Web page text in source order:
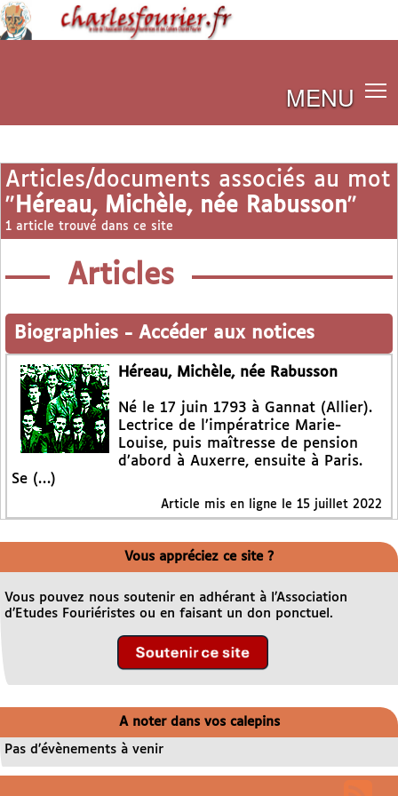
MENU
Articles/documents associés au mot
" Héreau, Michèle, née Rabusson"
1 article trouvé dans ce site
Articles
Biographies - Accéder aux notices
Héreau, Michèle, née Rabusson
Né le 17 juin 1793 à Gannat (Allier).
Lectrice de l’impératrice Marie-
Louise, puis maîtresse de pension
d’abord à Auxerre, ensuite à Paris.
Se (…)
Article mis en ligne le 15 juillet 2022
Vous appréciez ce site ?
Vous pouvez nous soutenir en adhérant à l’Association
d’Etudes Fouriéristes ou en faisant un don ponctuel.
A noter dans vos calepins
Pas d’évènements à venir